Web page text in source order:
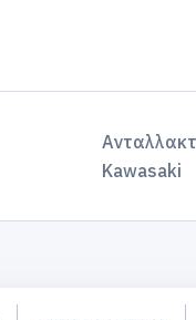
Kawasaki